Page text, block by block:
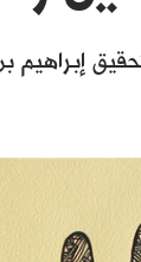
إبراهيم